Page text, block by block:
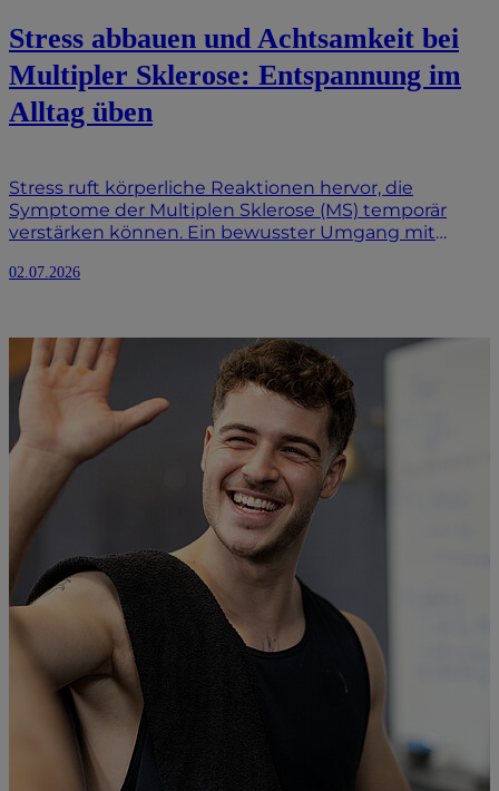
Stress abbauen und Achtsamkeit bei
Multipler Sklerose: Entspannung im
Alltag üben
Stress ruft körperliche Reaktionen hervor, die
Symptome der Multiplen Sklerose (MS) temporär
verstärken können. Ein bewusster Umgang mit
die bewusste Wahrnehmung des Körpers. Dadurch
die progressive Muskelentspannung oder Yoga
lassen sich an körperliche Einschränkungen bei
Multipler Sklerose anpassen.
02.07.2026